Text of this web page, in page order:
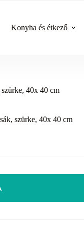
Konyha és étkező
40x 40 cm
szürke, 40x 40 cm